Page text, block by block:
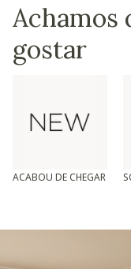
Achamos
gostar
ACABOU DE CHEGAR